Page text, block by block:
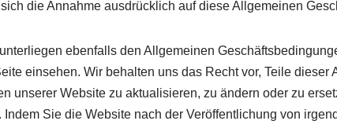
die Annahme ausdrücklich auf diese Allgemeinen
ebenfalls den Allgemeinen
einsehen. Wir behalten uns das Recht vor, Teile dieser
unserer Website zu aktualisieren, zu ändern oder zu
Sie die Website nach der Veröffentlichung von